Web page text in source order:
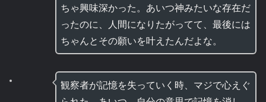
ちゃ興味深かった。あいつ神みたいな存在だ
ったのに、人間になりたがってて、最後には
ちゃんとその願いを叶えたんだよな。
観察者が記憶を失っていく時、マジで心えぐ